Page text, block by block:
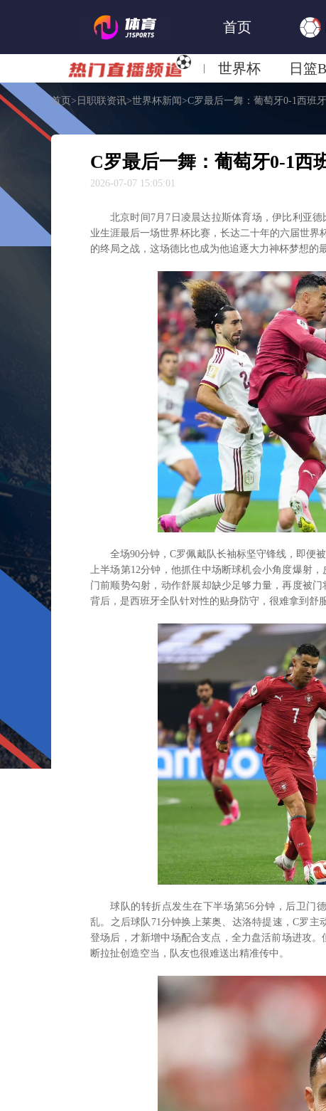
首页
世界杯 日篮
日职联大阪钢巴
首页 > 日职联资讯>世界杯新闻>C罗最后一舞：葡萄牙0-1西班
C罗最后一舞：葡萄牙0-1西
2026-07-07 15:05:01
北京时间7月7日凌晨达拉斯体育场，伊比利亚
业生涯最后一场世界杯比赛，长达二十年的六届世
的终局之战，这场德比也成为他追逐大力神杯梦想的
全场90分钟，C罗佩戴队长袖标坚守锋线，即便
上半场第12分钟，他抓住中场断球机会小角度爆射
门前顺势勾射，动作舒展却缺少足够力量，再度被
背后，是西班牙全队针对性的贴身防守，很难拿到舒
球队的转折点发生在下半场第56分钟，后卫门
乱。之后球队71分钟换上莱奥、达洛特提速，C罗
登场后，才新增中场配合支点，全力盘活前场进攻
断拉扯创造空当，队友也很难送出精准传中。